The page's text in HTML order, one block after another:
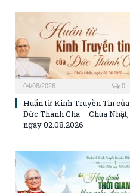
04/08/2026 0
Huấn từ Kinh Truyền Tin của
Đức Thánh Cha – Chúa Nhật,
ngày 02.08.2026